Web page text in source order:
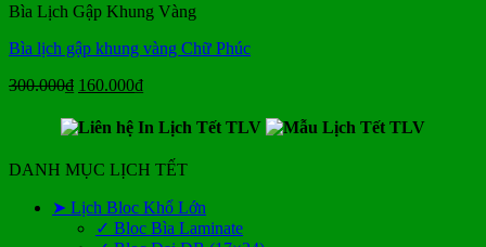
95.000₫.
Bìa Lịch Gập Khung Vàng
Bìa lịch gập khung vàng Chữ Phúc
300.000₫ Giá
là:
300.000₫.
160.000₫Giá
tại
160.000₫.
DANH MỤC LỊCH TẾT
➤ Lịch Bloc Khổ Lớn
✓ Bloc Bìa Laminate